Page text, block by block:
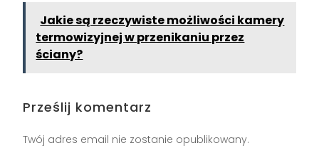
Jakie są rzeczywiste możliwości kamery
termowizyjnej w przenikaniu przez
ściany?
Prześlij komentarz
Twój adres email nie zostanie opublikowany.